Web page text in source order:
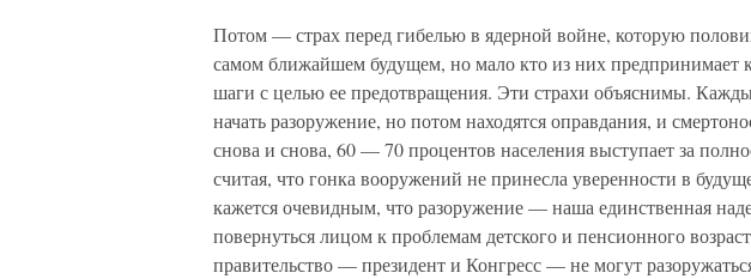
Потом — страх перед гибелью в ядерной войне, которую
самом ближайшем будущем, но мало кто из них предпринимает
шаги с целью ее предотвращения. Эти страхи объяснимы.
начать разоружение, но потом находятся оправдания, и
снова и снова, 60 — 70 процентов населения выступает за
считая, что гонка вооружений не принесла уверенности в
кажется очевидным, что разоружение — наша единственная
повернуться лицом к проблемам детского и пенсионного
правительство — президент и Конгресс — не могут